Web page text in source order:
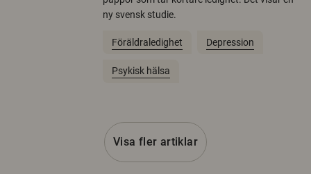
ny svensk studie.
Föräldraledighet Depression
Psykisk hälsa
Visa fler artiklar